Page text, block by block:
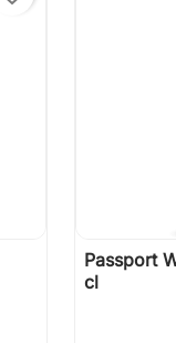

Passport
cl